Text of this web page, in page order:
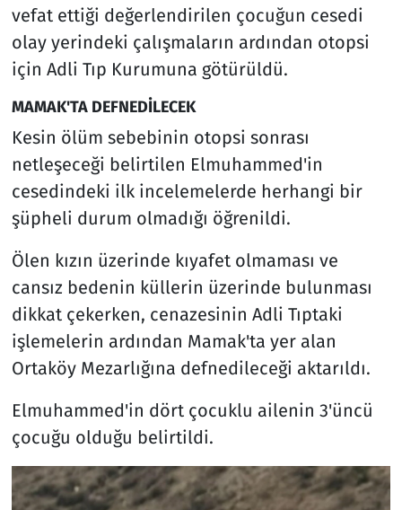
vefat ettiği değerlendirilen çocuğun cesedi
olay yerindeki çalışmaların ardından otopsi
için Adli Tıp Kurumuna götürüldü.
MAMAK'TA DEFNEDİLECEK
Kesin ölüm sebebinin otopsi sonrası
netleşeceği belirtilen Elmuhammed'in
cesedindeki ilk incelemelerde herhangi bir
şüpheli durum olmadığı öğrenildi.
Ölen kızın üzerinde kıyafet olmaması ve
cansız bedenin küllerin üzerinde bulunması
dikkat çekerken, cenazesinin Adli Tıptaki
işlemelerin ardından Mamak'ta yer alan
Ortaköy Mezarlığına defnedileceği aktarıldı.
Elmuhammed'in dört çocuklu ailenin 3'üncü
çocuğu olduğu belirtildi.